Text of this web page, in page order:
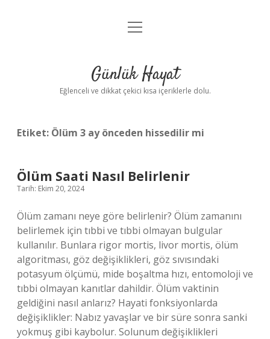
Anasayfa
Yasal Uyarı
menüyü
Günlük Hayat
Eğlenceli ve dikkat çekici kısa içeriklerle dolu.
Etiket: Ölüm 3 ay önceden hissedilir mi
Ölüm Saati Nasıl Belirlenir
Tarih: Ekim 20, 2024
Ölüm zamanı neye göre belirlenir? Ölüm zamanını
belirlemek için tıbbi ve tıbbi olmayan bulgular
kullanılır. Bunlara rigor mortis, livor mortis, ölüm
algoritması, göz değişiklikleri, göz sıvısındaki
potasyum ölçümü, mide boşaltma hızı, entomoloji ve
tıbbi olmayan kanıtlar dahildir. Ölüm vaktinin
geldiğini nasıl anlarız? Hayati fonksiyonlarda
değişiklikler: Nabız yavaşlar ve bir süre sonra sanki
yokmuş gibi kaybolur. Solunum değişiklikleri